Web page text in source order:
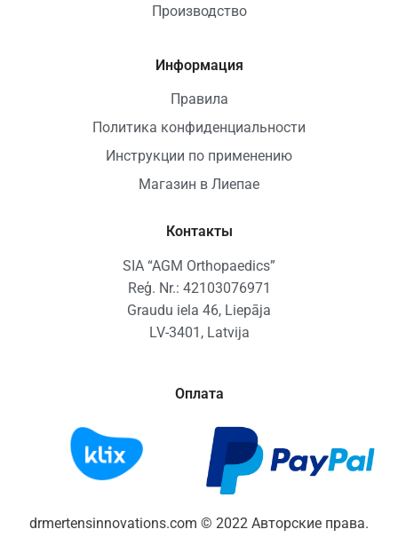
Производство
Информация
Правила
Политика конфиденциальности
Инструкции по применению
Магазин в Лиепае
Контакты
SIA “AGM Orthopaedics”
Reģ. Nr.: 42103076971
Graudu iela 46, Liepāja
LV-3401, Latvija
Оплата
drmertensinnovations.com © 2022 Авторские права.